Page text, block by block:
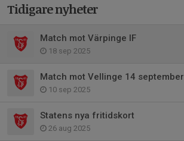
Tidigare nyheter
Match mot Värpinge IF
18 sep 2025
Match mot Vellinge 14 september
10 sep 2025
Statens nya fritidskort
26 aug 2025